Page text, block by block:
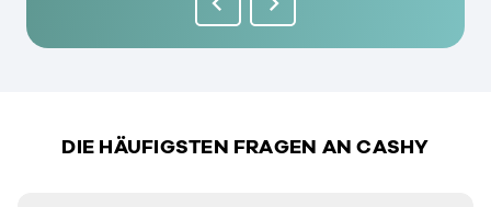
DIE HÄUFIGSTEN FRAGEN AN CASHY